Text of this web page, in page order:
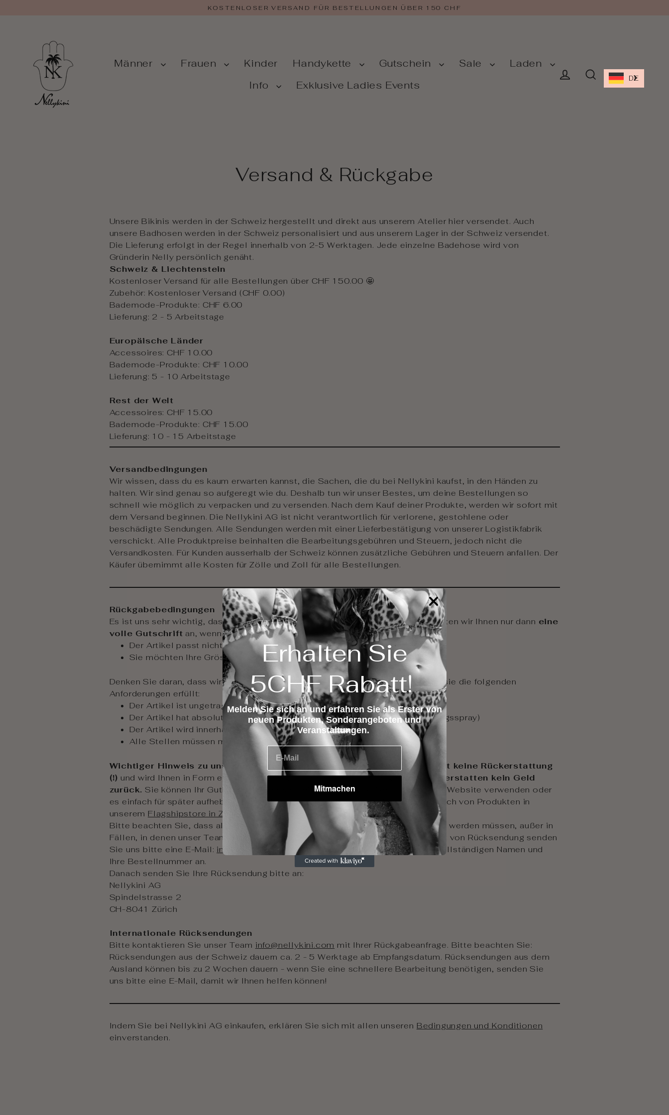
KOSTENLOSER VERSAND FÜR BESTELLUNGEN ÜBER 150 CHF
Männer Frauen Kinder Handykette Gutschein Sale
Laden
Info
Exklusive Ladies Events Einloggen
Suche
DE
Versand & Rückgabe
Unsere Bikinis werden in der Schweiz hergestellt und direkt aus unserem Atelier hier versendet. Auch
unsere Badhosen werden in der Schweiz personalisiert und aus unserem Lager in der Schweiz versendet.
Die Lieferung erfolgt in der Regel innerhalb von 2-5 Werktagen. Jede einzelne Badehose wird von
Gründerin Nelly persönlich genäht.
Schweiz & Liechtenstein
Kostenloser Versand für alle Bestellungen über CHF 150.00 🤩
Zubehör: Kostenloser Versand (CHF 0.00)
Bademode-Produkte: CHF 6.00
Lieferung: 2 - 5 Arbeitstage
Europäische Länder
Accessoires: CHF 10.00
Bademode-Produkte: CHF 10.00
Lieferung: 5 - 10 Arbeitstage
Rest der Welt
Accessoires: CHF 15.00
Bademode-Produkte: CHF 15.00
Lieferung: 10 - 15 Arbeitstage
Versandbedingungen
Wir wissen, dass du es kaum erwarten kannst, die Sachen, die du bei Nellykini kaufst, in den Händen zu
halten. Wir sind genau so aufgeregt wie du. Deshalb tun wir unser Bestes, um deine Bestellungen so
schnell wie möglich zu verpacken und zu versenden. Nach dem Kauf deiner Produkte, werden wir sofort mit
dem Versand beginnen. Die Nellykini AG ist nicht verantwortlich für verlorene, gestohlene oder
beschädigte Sendungen. Alle Sendungen werden mit einer Lieferbestätigung von unserer Logistikfabrik
verschickt. Alle Produktpreise beinhalten die Bearbeitungsgebühren und Steuern, jedoch nicht die
Versandkosten. Für Kunden ausserhalb der Schweiz können zusätzliche Gebühren und Steuern anfallen. Der
Käufer übernimmt alle Kosten für Zölle und Zoll für alle Bestellungen.
Rückgabebedingungen
Es ist uns sehr wichtig, dass Sie mit Ihrer Bestellung zufrieden sind, deshalb bieten wir Ihnen nur dann eine
volle Gutschrift an, wenn Sie mit Ihrer Bestellung zufrieden sind:
Der Artikel passt nicht von der Grösse
Sie möchten Ihre Grösse ändern
Denken Sie daran, dass wir Ihre Rücksendung nur dann annehmen können, wenn sie die folgenden
Anforderungen erfüllt:
Der Artikel ist ungetragen und im Originalzustand
Der Artikel hat absolut keine Spuren oder Flecken (inkl. Make-up & Bräunungsspray)
Der Artikel wird innerhalb von 7 Tagen nach Erhalt an uns zurückgeschickt
Alle Stellen müssen mit der Hygieneetikette versehen sein
Wichtiger Hinweis zu unseren Store Credits: Eine Nellykini-Gutschrift ist keine Rückerstattung
(!) und wird Ihnen in Form eines Geschenkgutscheins per E-Mail zugesandt.
Wir erstatten kein Geld
zurück. Sie können Ihr Guthaben für den Kauf eines anderen Artikels auf unserer Website verwenden oder
es einfach für später aufheben, da es nie verfällt. Wir bieten den direkten Umtausch von Produkten in
unserem Flagshipstore in Zürich
Bitte beachten Sie, dass alle Kosten für die Rücksendung vom Kunden getragen werden müssen, außer in
Fällen, in denen unser Team bestätigt, dass der Artikel fehlerhaft ist.Für jede Art von Rücksendung senden
Sie uns bitte eine E-Mail: info@nellykini.com. Bitte geben Sie unbedingt Ihren vollständigen Namen und
Ihre Bestellnummer an.
Danach senden Sie Ihre Rücksendung bitte an:
Nellykini AG
Spindelstrasse 2
CH-8041 Zürich
Internationale Rücksendungen
Bitte kontaktieren Sie unser Team info@nellykini.com mit Ihrer Rückgabeanfrage. Bitte beachten Sie:
Rücksendungen aus der Schweiz dauern ca. 2 - 5 Werktage ab Empfangsdatum. Rücksendungen aus dem
Ausland können bis zu 2 Wochen dauern - wenn Sie eine schnellere Bearbeitung benötigen, senden Sie
uns bitte eine E-Mail, damit wir Ihnen helfen können!
Indem Sie bei Nellykini AG einkaufen, erklären Sie sich mit allen unseren Bedingungen und Konditionen
einverstanden.
Erhalten Sie
5CHF Rabatt!
Melden Sie sich an und erfahren Sie als Erster von
neuen Produkten, Sonderangeboten und
Veranstaltungen.
E-Mail
Mitmachen